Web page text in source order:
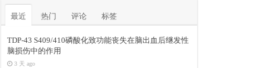
最近 热门 评论 标签
TDP-43 S409/410磷酸化致功能丧失在脑出血后继发性
脑损伤中的作用
3 天 ago